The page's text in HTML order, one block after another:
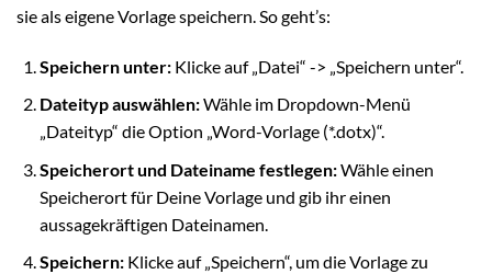
sie als eigene Vorlage speichern. So geht’s:
Speichern unter:Klicke auf „Datei“ -> „Speichern unter“.
Dateityp auswählen:Wähle im Dropdown-Menü
„Dateityp“ die Option „Word-Vorlage (*.dotx)“.
Speicherort und Dateiname festlegen:Wähle einen
Speicherort für Deine Vorlage und gib ihr einen
aussagekräftigen Dateinamen.
Speichern:Klicke auf „Speichern“, um die Vorlage zu